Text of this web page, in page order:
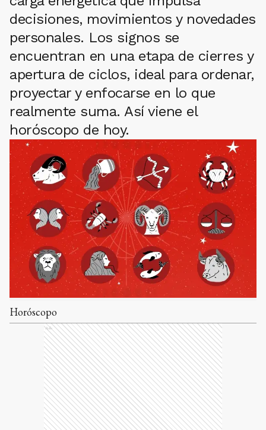
decisiones, movimientos y novedades
personales. Los signos se
encuentran en una etapa de cierres y
apertura de ciclos, ideal para ordenar,
proyectar y enfocarse en lo que
realmente suma. Así viene el
horóscopo de hoy.
Horóscopo
Ads